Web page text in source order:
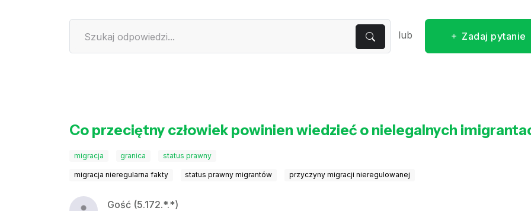
lub Zadaj pytanie
Co przeciętny człowiek powinien wiedzieć o nielegalnych
migracja granica status prawny
migracja nieregularna fakty status prawny migrantów przyczyny migracji nieregulowanej
Gość (5.172.*.*)